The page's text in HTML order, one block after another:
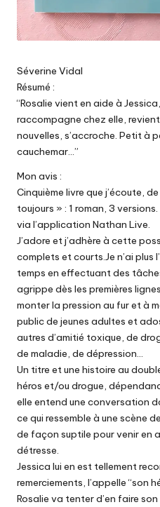
Séverine Vidal
Résumé :
“Rosalie vient en aide à
raccompagne chez elle,
nouvelles, s’accroche. Petit à
cauchemar…”
Mon avis :
Cinquième livre que j’écoute,
toujours » : 1 roman, 3
via l’application Nathan Live.
J’adore et j’adhère à cette
complets et courts.Je n’ai plus
temps en effectuant des
agrippe dès les premières
monter la pression au fur et à
public de jeunes adultes et
autres d’amitié toxique, de
de maladie, de dépression…
Un titre et une histoire au
héros et/ou drogue,
elle entend une conversation
ce qui ressemble à une scène
de façon suptile pour venir en
détresse.
Jessica lui en est tellement
remerciements, l’appelle “son
Rosalie va tenter d’en faire